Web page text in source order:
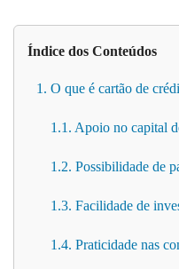
Índice dos Conteúdos
1. O que é cartão de
1.1. Apoio no capital
1.2. Possibilidade de
1.3. Facilidade de
1.4. Praticidade nas